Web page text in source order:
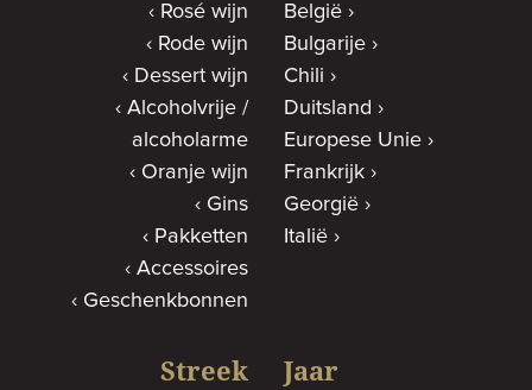
Rosé wijn
Rode wijn
Dessert wijn
Alcoholvrije /
alcoholarme
Oranje wijn
Gins
Pakketten
Accessoires
Geschenkbonnen
België
Bulgarije
Chili
Duitsland
Europese Unie
Frankrijk
Georgië
Italië
Streek Jaar